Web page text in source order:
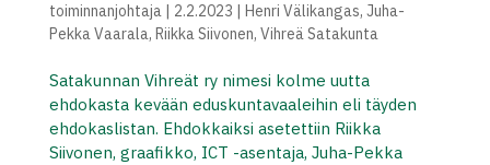
toiminnanjohtaja| 2.2.2023 | Henri Välikangas, Juha-
Pekka Vaarala, Riikka Siivonen, Vihreä Satakunta
Satakunnan Vihreät ry nimesi kolme uutta
ehdokasta kevään eduskuntavaaleihin eli täyden
ehdokaslistan. Ehdokkaiksi asetettiin Riikka
Siivonen, graafikko, ICT -asentaja, Juha-Pekka